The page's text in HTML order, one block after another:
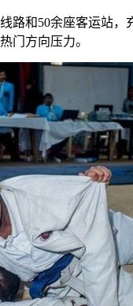
路和50余座客运站
门方向压力。